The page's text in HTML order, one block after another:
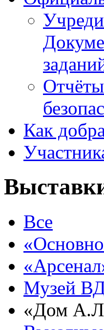
Как
Все
Музей
«Дом